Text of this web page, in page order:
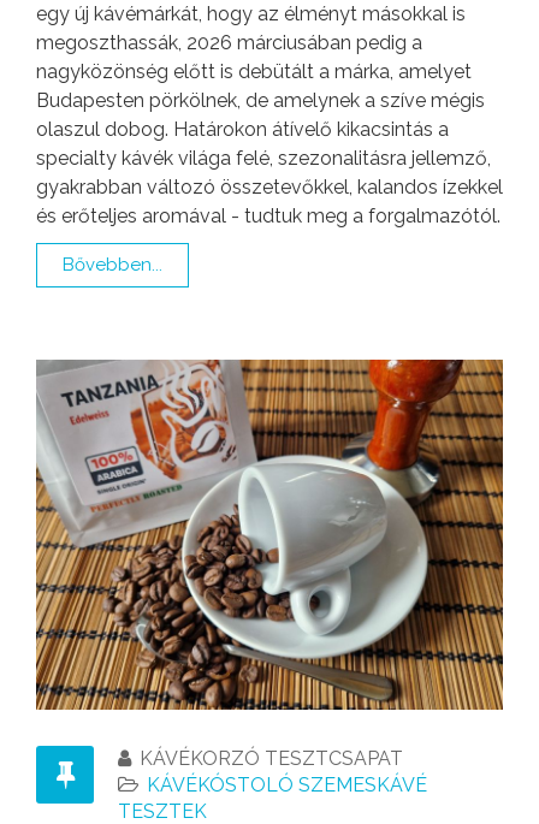
egy új kávémárkát, hogy az élményt másokkal is
megoszthassák, 2026 márciusában pedig a
nagyközönség előtt is debütált a márka, amelyet
Budapesten pörkölnek, de amelynek a szíve mégis
olaszul dobog. Határokon átívelő kikacsintás a
specialty kávék világa felé, szezonalitásra jellemző,
gyakrabban változó összetevőkkel, kalandos ízekkel
és erőteljes aromával - tudtuk meg a forgalmazótól.
Bővebben...
KÁVÉKORZÓ TESZTCSAPAT
KÁVÉKÓSTOLÓ SZEMESKÁVÉ
TESZTEK